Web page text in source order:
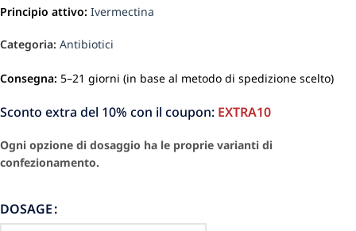
Principio attivo: Ivermectina
Categoria: Antibiotici
Consegna: 5–21 giorni (in base al metodo di spedizione scelto)
Sconto extra del 10% con il coupon: EXTRA10
Ogni opzione di dosaggio ha le proprie varianti di
confezionamento.
DOSAGE